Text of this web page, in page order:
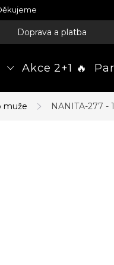
Doprava a platba
Akce 2+1 🔥
muže NANITA-277 -